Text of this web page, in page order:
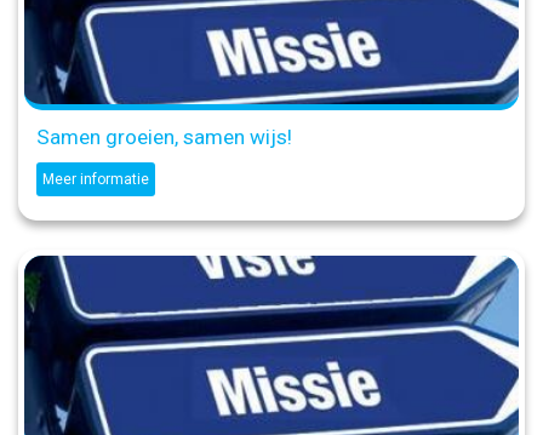
Samen groeien, samen wijs!
Meer informatie